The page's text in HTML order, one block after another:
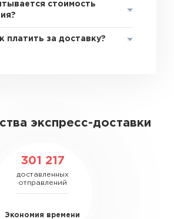
стоимость
платить за доставку?
экспресс-доставки
301 217
доставленных
отправлений
Экономия времени